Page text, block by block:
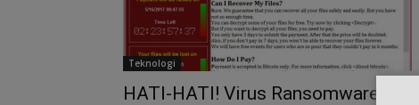
Teknologi
HATI-HATI! Virus Ransomware